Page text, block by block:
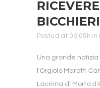
Posted at 09:08h in
Una grande
l'Orgiolo Marotti
Lacrima di Morro